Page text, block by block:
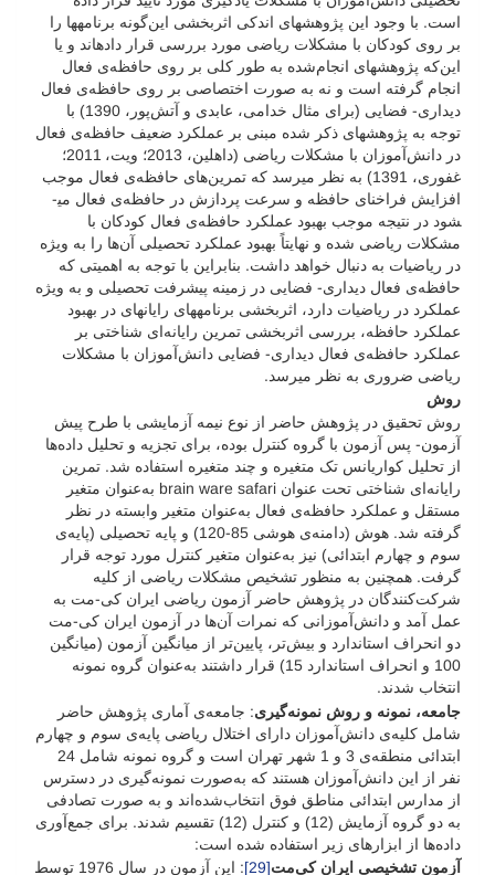
است. با وجود این پژوهش­های اندکی اثربخشی این‌گونه برنامه­ها را
بر روی کودکان با مشکلات ریاضی مورد بررسی قرار داده­اند و یا
این‌که پژوهش­های انجام‌شده به طور کلی بر روی حافظه‌ی فعال
انجام گرفته است و نه به صورت اختصاصی بر روی حافظه‌ی فعال
دیداری- فضایی (برای مثال خدامی، عابدی و آتش‌پور، 1390) با
توجه به پژوهش­های ذکر شده مبنی بر عملکرد ضعیف حافظه‌ی فعال
در دانش‌آموزان با مشکلات ریاضی (داهلین، 2013؛ ویت، 2011؛
غفوری، 1391) به نظر می­رسد که تمرین‌های حافظه‌ی فعال موجب
افزایش فراخنای حافظه و سرعت پردازش در حافظه‌ی فعال می­
شود در نتیجه موجب بهبود عملکرد حافظه‌ی فعال کودکان با
مشکلات ریاضی شده و نهایتاً بهبود عملکرد تحصیلی آن‌ها را به ویژه
در ریاضیات به دنبال خواهد داشت. بنابراین با توجه به اهمیتی که
حافظه‌ی فعال دیداری- فضایی در زمینه پیشرفت تحصیلی و به ویژه
عملکرد در ریاضیات دارد، اثربخشی برنامه­های رایانه­ای در بهبود
عملکرد حافظه، بررسی اثر­بخشی تمرین رایانه‌ای شناختی بر
عملکرد حافظه‌ی فعال دیداری- فضایی دانش‌آموزان با مشکلات
ریاضی ضروری به نظر می­رسد.
روش
روش تحقیق در پژوهش حاضر از نوع نیمه آزمایشی با طرح پیش
آزمون- پس آزمون با گروه کنترل بوده، برای تجزیه و تحلیل داده‌ها
از تحلیل کواریانس تک متغیره و چند متغیره استفاده شد. تمرین
رایانه‌ای شناختی تحت عنوان brain ware safari به‌عنوان متغیر
مستقل و عملکرد حافظه‌ی فعال به‌عنوان متغیر وابسته در نظر
گرفته شد. هوش (دامنه‌ی هوشی 85-120) و پایه تحصیلی (پایه‌ی
سوم و چهارم ابتدائی) نیز به‌عنوان متغیر کنترل مورد توجه قرار
گرفت. همچنین به منظور تشخیص مشکلات ریاضی از کلیه
شرکت‌کنندگان در پژوهش حاضر آزمون ریاضی ایران کی-مت به
عمل آمد و دانش‌آموزانی که نمرات آن‌ها در آزمون ایران کی-مت
دو انحراف استاندارد و بیش‌تر، پایین‌تر از میانگین آزمون (میانگین
100 و انحراف استاندارد 15) قرار داشتند به‌عنوان گروه نمونه
انتخاب شدند.
جامعه‌، نمونه و روش نمونه‌گیری: جامعه‌ی آماری پژوهش حاضر
شامل کلیه‌ی دانش‌آموزان دارای اختلال ریاضی پایه‌ی سوم و چهارم
ابتدائی منطقه‌ی 3 و 1 شهر تهران است و گروه نمونه شامل 24
نفر از این دانش‌آموزان هستند که به‌صورت نمونه‌گیری در دسترس
از مدارس ابتدائی مناطق فوق انتخاب‌شده‌اند و به صورت تصادفی
به دو گروه آزمایش (12) و کنترل (12) تقسیم شدند. برای جمع‌آوری
داده‌ها از ابزارهای زیر استفاده شده است:
آزمون تشخیصی ایران کی‌مت[29]
: این آزمون در سال 1976 توسط